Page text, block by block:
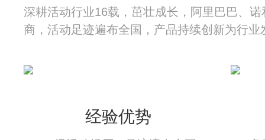
深耕活动行业16载，茁壮成长，阿里巴巴、
商，活动足迹遍布全国，产品持续创新为行业
经验优势